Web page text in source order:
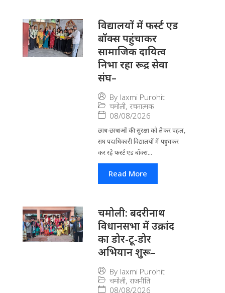
विद्यालयों में फर्स्ट एड
बॉक्स पहुंचाकर
सामाजिक दायित्व
निभा रहा रूद्र सेवा
संघ–
By laxmi Purohit
चमोली, रचनात्मक
08/08/2026
छात्र-छात्राओं की सुरक्षा को लेकर पहल,
संघ पदाधिकारी विद्यालयों में पहुंचकर
कर रहे फर्स्ट एड बॉक्स...
Read More
चमोली: बदरीनाथ
विधानसभा में उक्रांद
का डोर-टू-डोर
अभियान शुरू–
By laxmi Purohit
चमोली, राजनीति
08/08/2026